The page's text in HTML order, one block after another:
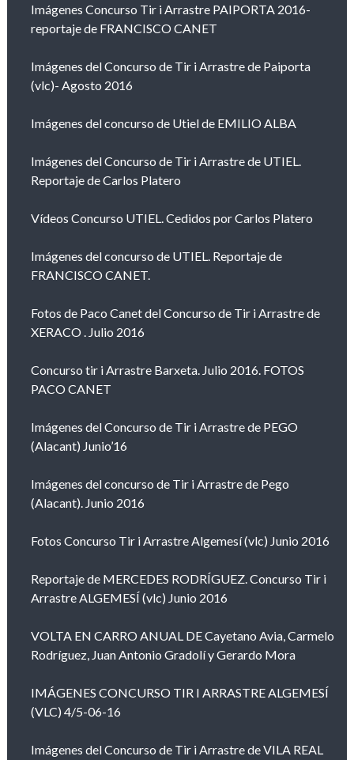
Imágenes Concurso Tir i Arrastre PAIPORTA 2016-
reportaje de FRANCISCO CANET
Imágenes del Concurso de Tir i Arrastre de Paiporta
(vlc)- Agosto 2016
Imágenes del concurso de Utiel de EMILIO ALBA
Imágenes del Concurso de Tir i Arrastre de UTIEL.
Reportaje de Carlos Platero
Vídeos Concurso UTIEL. Cedidos por Carlos Platero
Imágenes del concurso de UTIEL. Reportaje de
FRANCISCO CANET.
Fotos de Paco Canet del Concurso de Tir i Arrastre de
XERACO . Julio 2016
Concurso tir i Arrastre Barxeta. Julio 2016. FOTOS
PACO CANET
Imágenes del Concurso de Tir i Arrastre de PEGO
(Alacant) Junio’16
Imágenes del concurso de Tir i Arrastre de Pego
(Alacant). Junio 2016
Fotos Concurso Tir i Arrastre Algemesí (vlc) Junio 2016
Reportaje de MERCEDES RODRÍGUEZ. Concurso Tir i
Arrastre ALGEMESÍ (vlc) Junio 2016
VOLTA EN CARRO ANUAL DE Cayetano Avia, Carmelo
Rodríguez, Juan Antonio Gradolí y Gerardo Mora
IMÁGENES CONCURSO TIR I ARRASTRE ALGEMESÍ
(VLC) 4/5-06-16
Imágenes del Concurso de Tir i Arrastre de VILA REAL